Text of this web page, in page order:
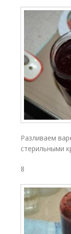
Разливаем
стерильными
8